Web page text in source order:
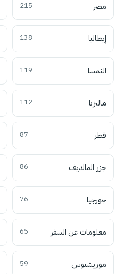
مصر 215
إيطاليا 138
النمسا 119
ماليزيا 112
قطر 87
جزر المالديف 86
جورجيا 76
معلومات عن السفر 65
موريشيوس 59